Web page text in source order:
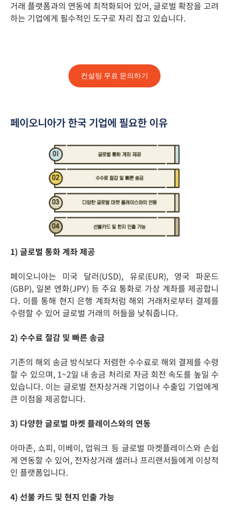
거래 플랫폼과의 연동에 최적화되어 있어, 글로벌 확장을 고려
하는 기업에게 필수적인 도구로 자리 잡고 있습니다.
컨설팅 무료 문의하기
페이오니아가 한국 기업에 필요한 이유
1) 글로벌 통화 계좌 제공
페이오니아는 미국 달러(USD), 유로(EUR), 영국 파운드
(GBP), 일본 엔화(JPY) 등 주요 통화로 가상 계좌를 제공합니
다. 이를 통해 현지 은행 계좌처럼 해외 거래처로부터 결제를
수령할 수 있어 글로벌 거래의 허들을 낮춰줍니다.​
2) 수수료 절감 및 빠른 송금
기존의 해외 송금 방식보다 저렴한 수수료로 해외 결제를 수령
할 수 있으며, 1~2일 내 송금 처리로 자금 회전 속도를 높일 수
있습니다. 이는 글로벌 전자상거래 기업이나 수출입 기업에게
큰 이점을 제공합니다.
3) 다양한 글로벌 마켓 플레이스와의 연동
아마존, 쇼피, 이베이, 업워크 등 글로벌 마켓플레이스와 손쉽
게 연동할 수 있어, 전자상거래 셀러나 프리랜서들에게 이상적
인 플랫폼입니다.​
4) 선불 카드 및 현지 인출 가능